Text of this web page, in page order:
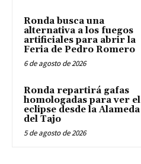
Ronda busca una
alternativa a los fuegos
artificiales para abrir la
Feria de Pedro Romero
6 de agosto de 2026
Ronda repartirá gafas
homologadas para ver el
eclipse desde la Alameda
del Tajo
5 de agosto de 2026